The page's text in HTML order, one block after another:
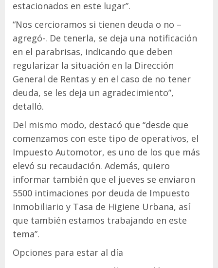
estacionados en este lugar”.
“Nos cercioramos si tienen deuda o no –
agregó-. De tenerla, se deja una notificación
en el parabrisas, indicando que deben
regularizar la situación en la Dirección
General de Rentas y en el caso de no tener
deuda, se les deja un agradecimiento”,
detalló.
Del mismo modo, destacó que “desde que
comenzamos con este tipo de operativos, el
Impuesto Automotor, es uno de los que más
elevó su recaudación. Además, quiero
informar también que el jueves se enviaron
5500 intimaciones por deuda de Impuesto
Inmobiliario y Tasa de Higiene Urbana, así
que también estamos trabajando en este
tema”.
Opciones para estar al día